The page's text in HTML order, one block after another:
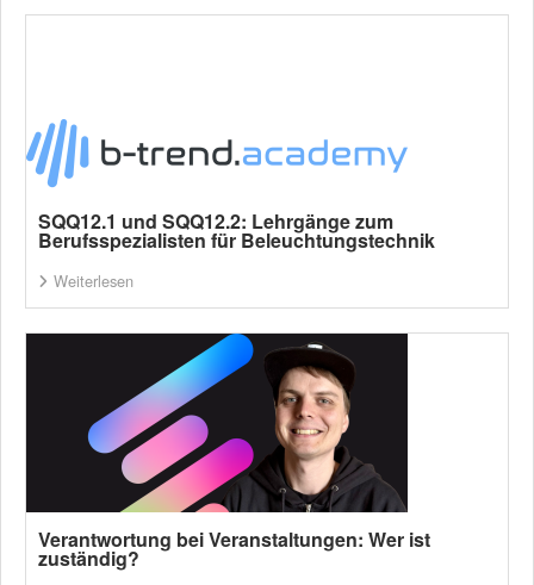
SQQ12.1 und SQQ12.2: Lehrgänge zum
Berufsspezialisten für Beleuchtungstechnik
Weiterlesen
Verantwortung bei Veranstaltungen: Wer ist
zuständig?